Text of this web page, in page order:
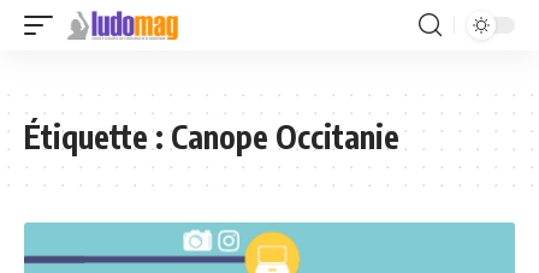
Étiquette :Canope Occitanie